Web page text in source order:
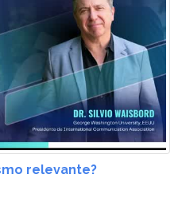
relevante?